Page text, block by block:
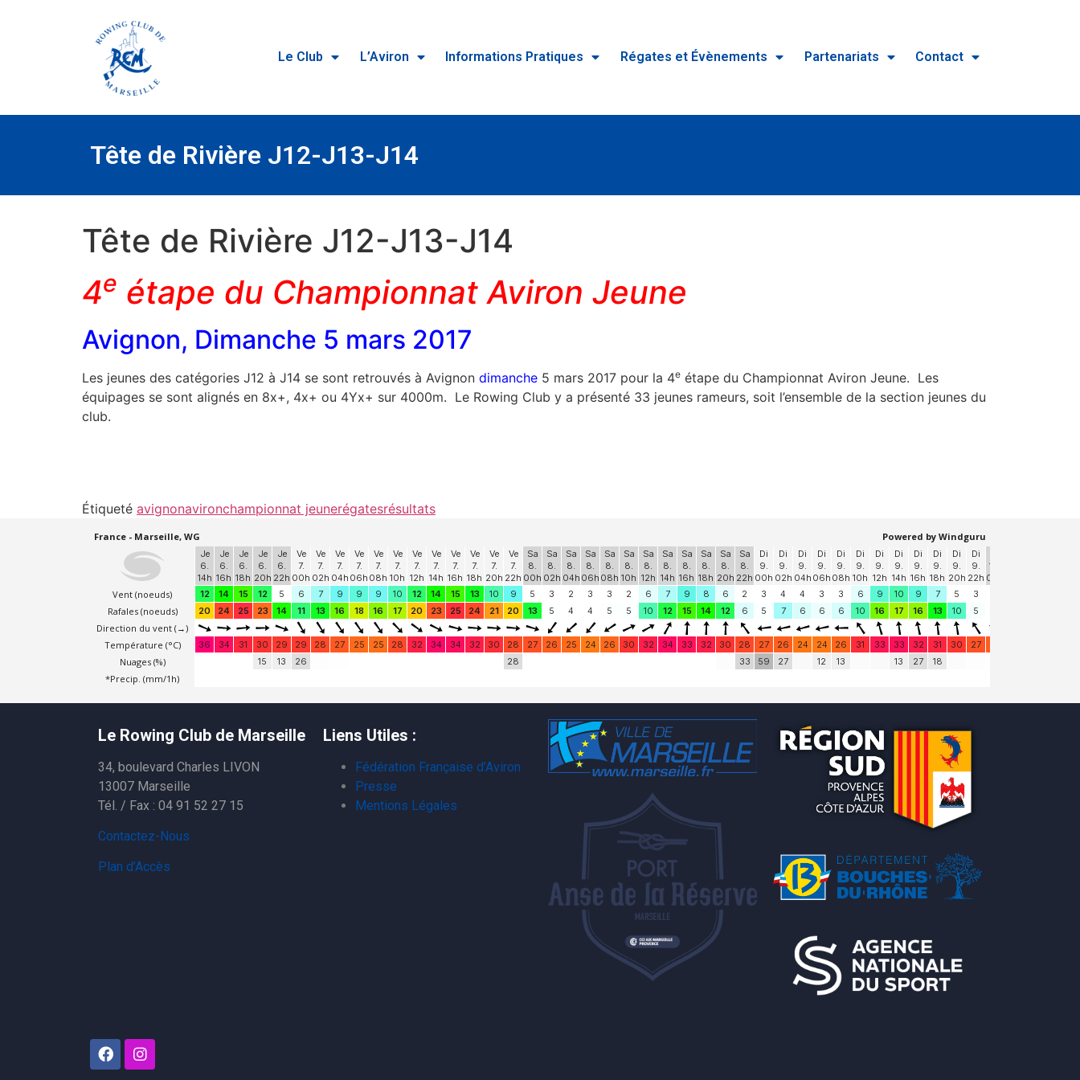
Le Club L’Aviron Informations Pratiques Régates et Évènements Partenariats Contact
Tête de Rivière J12-J13-J14
Tête de Rivière J12-J13-J14
4e étape du Championnat Aviron Jeune
Avignon, Dimanche 5 mars 2017
Les jeunes des catégories J12 à J14 se sont retrouvés à Avignon dimanche 5 mars 2017 pour la 4e étape du Championnat Aviron Jeune. Les
équipages se sont alignés en 8x+, 4x+ ou 4Yx+ sur 4000m. Le Rowing Club y a présenté 33 jeunes rameurs, soit l’ensemble de la section jeunes du
club.
Étiqueté avignonavironchampionnat jeunerégatesrésultats
Le Rowing Club de Marseille
34, boulevard Charles LIVON
13007 Marseille
Tél. / Fax : 04 91 52 27 15
Contactez-Nous
Plan d’Accès
Liens Utiles :
Fédération Française d’Aviron
Presse
Mentions Légales